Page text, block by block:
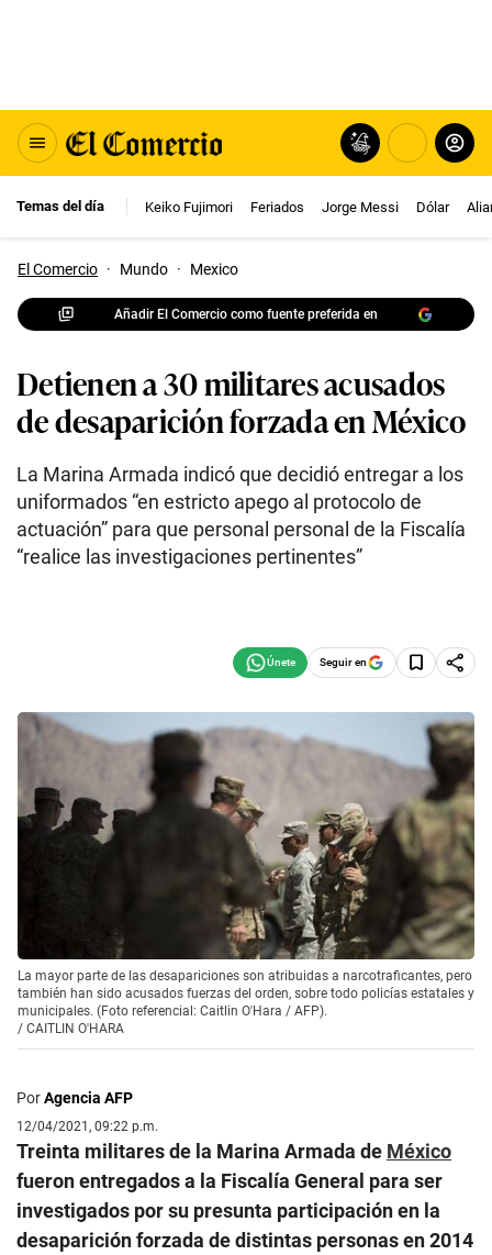
Temas del día Keiko Fujimori Feriados Jorge Messi Dólar
El Comercio · Mundo · Mexico
Añadir El Comercio como fuente preferida en
Detienen a 30 militares acusados
de desaparición forzada en México
La Marina Armada indicó que decidió entregar a los
uniformados “en estricto apego al protocolo de
actuación” para que personal personal de la Fiscalía
“realice las investigaciones pertinentes”
Seguir en
La mayor parte de las desapariciones son atribuidas a narcotraficantes, pero
también han sido acusados fuerzas del orden, sobre todo policías estatales y
municipales. (Foto referencial: Caitlin O'Hara / AFP).
/ CAITLIN O'HARA
PorAgencia AFP
12/04/2021, 09:22 p.m.
Treinta militares de la Marina Armada de México
fueron entregados a la Fiscalía General para ser
investigados por su presunta participación en la
desaparición forzada de distintas personas en 2014